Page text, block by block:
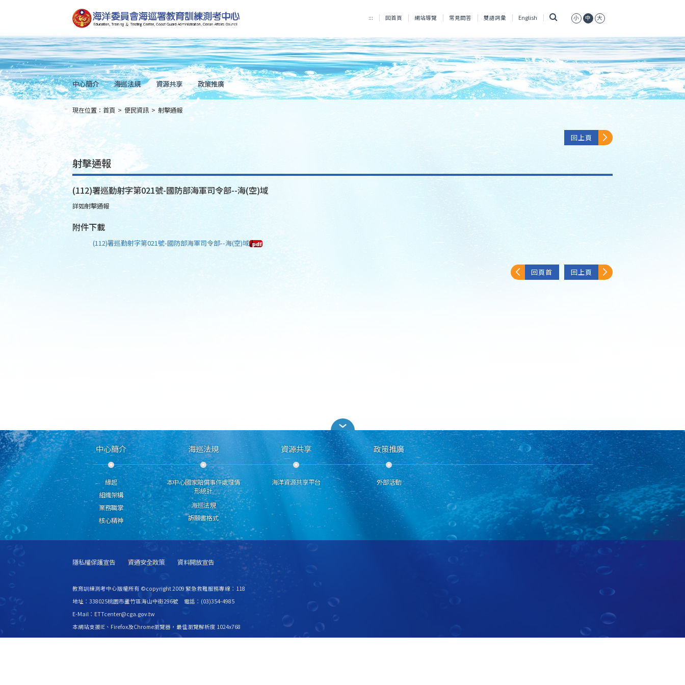
到
主
要
內
容
Skip
to
main
content
::: 回首頁 網站導覽 常見問答 雙語詞彙 English 小 中 大
中心簡介 海巡法規 資源共享 政策推廣
::: 現在位置： 首頁 > 便民資訊 > 射擊通報
回上頁
射擊通報
(112)署巡勤射字第021號-國防部海軍司令部--海(空)域
詳如射擊通報
附件下載
(112)署巡勤射字第021號-國防部海軍司令部--海(空)域
回頁首 回上頁
中心簡介
緣起
組織架構
業務職掌
核心精神
海巡法規
本中心國家賠償事件處理情
形統計
海巡法規
訴願書格式
資源共享
海洋資源共享平台
政策推廣
外部活動
隱私權保護宣告 資通安全政策 資料開放宣告
教育訓練測考中心版權所有 ©copyright 2009 緊急救難服務專線：118
地址：338025桃園市蘆竹區海山中街296號 電話：(03)354-4985
E-Mail：ETTcenter@cga.gov.tw
本網站支援IE、Firefox及Chrome瀏覽器，最佳瀏覽解析度 1024x768
更新日期115年08月08日 瀏覽人次2531127